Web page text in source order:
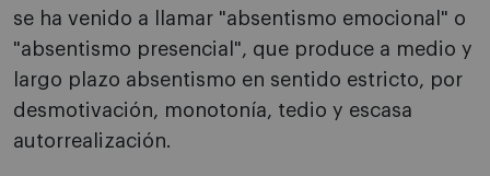
se ha venido a llamar "absentismo emocional" o
"absentismo presencial", que produce a medio y
largo plazo absentismo en sentido estricto, por
desmotivación, monotonía, tedio y escasa
autorrealización.